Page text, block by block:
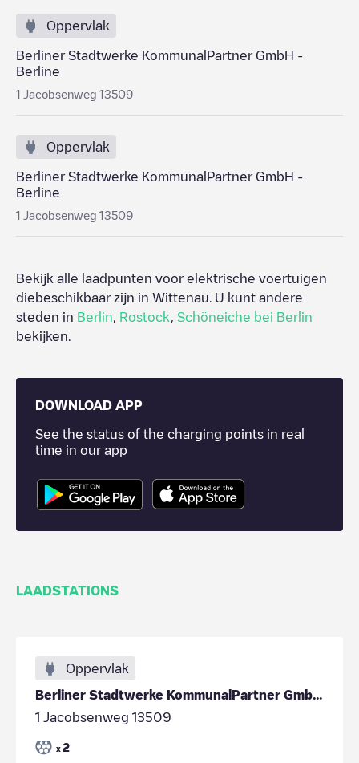
Oppervlak
Berliner Stadtwerke KommunalPartner GmbH -
Berline
1 Jacobsenweg 13509
Oppervlak
Berliner Stadtwerke KommunalPartner GmbH -
Berline
1 Jacobsenweg 13509
Bekijk alle laadpunten voor elektrische voertuigen
diebeschikbaar zijn in Wittenau . U kunt andere
steden in Berlin Rostock
Schöneiche bei Berlin
bekijken.
DOWNLOAD APP
See the status of the charging points in real
time in our app
LAADSTATIONS
Oppervlak
Berliner Stadtwerke KommunalPartner GmbH - Berline
1 Jacobsenweg 13509
x 2